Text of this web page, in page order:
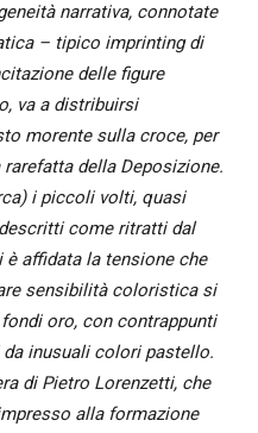
narrativa, connotate
– tipico imprinting di
delle figure
va a distribuirsi
morente sulla croce, per
della Deposizione.
i piccoli volti, quasi
come ritratti dal
affidata la tensione che
sensibilità coloristica si
oro, con contrappunti
inusuali colori pastello.
di Pietro Lorenzetti, che
alla formazione